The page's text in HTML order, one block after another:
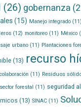
(26) gobernanza
(15) Manejo integrado(11)
(12) monitoreo(11) México
urbano(11) Plantaciones
(13) recurso
(11) Residuos
sector forestal (11) seguridad
(13) SINAC(11)